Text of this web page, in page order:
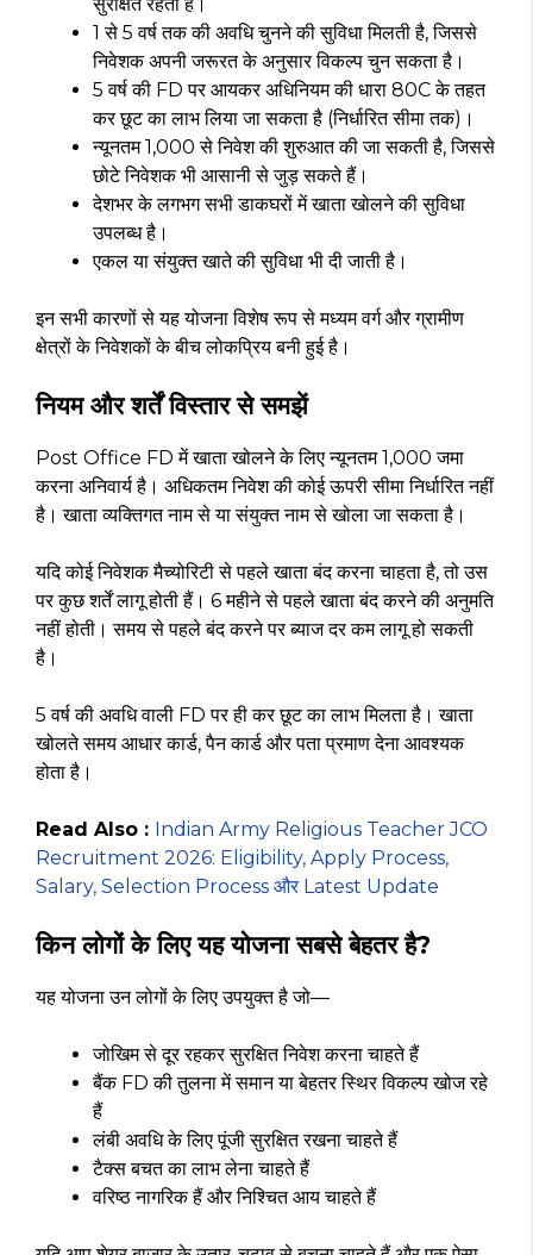
1 से 5 वर्ष तक की अवधि चुनने की सुविधा मिलती है, जिससे
निवेशक अपनी जरूरत के अनुसार विकल्प चुन सकता है।
5 वर्ष की FD पर आयकर अधिनियम की धारा 80C के तहत
कर छूट का लाभ लिया जा सकता है (निर्धारित सीमा तक)।
न्यूनतम ₹1,000 से निवेश की शुरुआत की जा सकती है, जिससे
छोटे निवेशक भी आसानी से जुड़ सकते हैं।
देशभर के लगभग सभी डाकघरों में खाता खोलने की सुविधा
उपलब्ध है।
एकल या संयुक्त खाते की सुविधा भी दी जाती है।
इन सभी कारणों से यह योजना विशेष रूप से मध्यम वर्ग और ग्रामीण
क्षेत्रों के निवेशकों के बीच लोकप्रिय बनी हुई है।
नियम और शर्तें विस्तार से समझें
Post Office FD में खाता खोलने के लिए न्यूनतम ₹1,000 जमा
करना अनिवार्य है। अधिकतम निवेश की कोई ऊपरी सीमा निर्धारित नहीं
है। खाता व्यक्तिगत नाम से या संयुक्त नाम से खोला जा सकता है।
यदि कोई निवेशक मैच्योरिटी से पहले खाता बंद करना चाहता है, तो उस
पर कुछ शर्तें लागू होती हैं। 6 महीने से पहले खाता बंद करने की अनुमति
नहीं होती। समय से पहले बंद करने पर ब्याज दर कम लागू हो सकती
है।
5 वर्ष की अवधि वाली FD पर ही कर छूट का लाभ मिलता है। खाता
खोलते समय आधार कार्ड, पैन कार्ड और पता प्रमाण देना आवश्यक
होता है।
Read Also : Indian Army Religious Teacher JCO
Recruitment 2026: Eligibility, Apply Process,
Salary, Selection Process और Latest Update
किन लोगों के लिए यह योजना सबसे बेहतर है?
यह योजना उन लोगों के लिए उपयुक्त है जो—
जोखिम से दूर रहकर सुरक्षित निवेश करना चाहते हैं
बैंक FD की तुलना में समान या बेहतर स्थिर विकल्प खोज रहे
हैं
लंबी अवधि के लिए पूंजी सुरक्षित रखना चाहते हैं
टैक्स बचत का लाभ लेना चाहते हैं
वरिष्ठ नागरिक हैं और निश्चित आय चाहते हैं